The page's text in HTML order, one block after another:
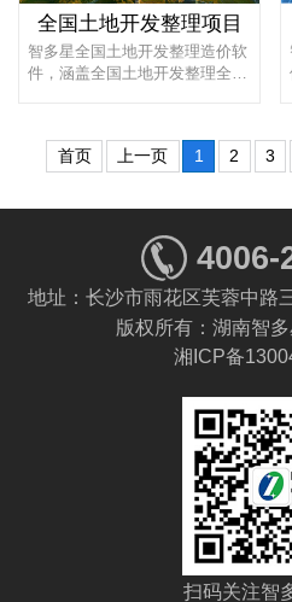
全国土地开发整理项目
智多星全国土地开发整理造价软
件，涵盖全国土地开发整理全部
首页 上一页 1 2 3
4006-
地址：长沙市雨花区芙蓉中路
版权所有：湖南智
湘ICP备
扫码关注智